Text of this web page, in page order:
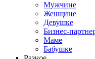
Мужчине
Женщине
Девушке
Бизнес-
Маме
Бабушке